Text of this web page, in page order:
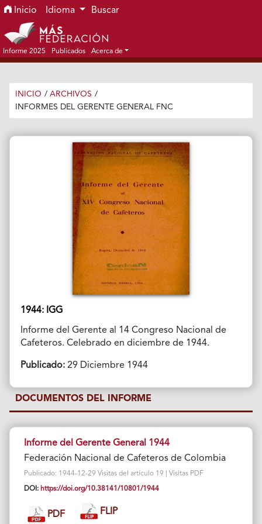
Ir al menú de navegación principal
Ir al contenido principal
Ir al pie de página del sitio
Inicio Idioma Buscar
Informe 2025 Publicados Acerca de
INICIO / ARCHIVOS /
INFORMES DEL GERENTE GENERAL FNC
1944: IGG
Informe del Gerente al 14 Congreso Nacional de
Cafeteros. Celebrado en diciembre de 1944.
Publicado:29 Diciembre 1944
DOCUMENTOS DEL INFORME
Informe del Gerente General 1944
Federación Nacional de Cafeteros de Colombia
Publicado: 1944-12-29 Visitas del artículo 19 | Visitas PDF
DOI: https://doi.org/10.38141/10801/1944
PDF FLIP